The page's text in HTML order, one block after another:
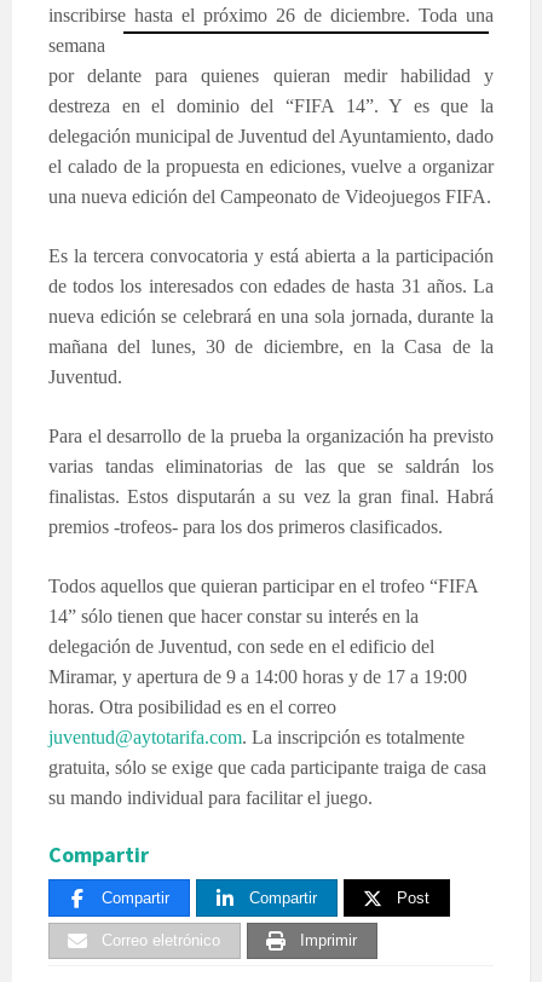
inscribirse hasta el próximo 26 de diciembre. Toda una
semana
por delante para quienes quieran medir habilidad y
destreza en el dominio del “FIFA 14”. Y es que la
delegación municipal de Juventud del Ayuntamiento, dado
el calado de la propuesta en ediciones, vuelve a organizar
una nueva edición del Campeonato de Videojuegos FIFA.
Es la tercera convocatoria y está abierta a la participación
de todos los interesados con edades de hasta 31 años. La
nueva edición se celebrará en una sola jornada, durante la
mañana del lunes, 30 de diciembre, en la Casa de la
Juventud.
Para el desarrollo de la prueba la organización ha previsto
varias tandas eliminatorias de las que se saldrán los
finalistas. Estos disputarán a su vez la gran final. Habrá
premios -trofeos- para los dos primeros clasificados.
Todos aquellos que quieran participar en el trofeo “FIFA
14” sólo tienen que hacer constar su interés en la
delegación de Juventud, con sede en el edificio del
Miramar, y apertura de 9 a 14:00 horas y de 17 a 19:00
horas. Otra posibilidad es en el correo
juventud@aytotarifa.com. La inscripción es totalmente
gratuita, sólo se exige que cada participante traiga de casa
su mando individual para facilitar el juego.
Compartir
Compartir Compartir Post
Correo eletrónico Imprimir